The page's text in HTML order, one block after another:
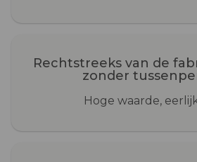
Rechtstreeks van de
zonder
Hoge waarde,